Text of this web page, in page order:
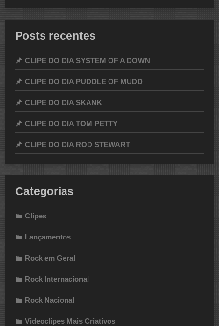
Posts recentes
CLIPE DO DIA SYSTEM OF A DOWN
CLIPE DO DIA PUDDLE OF MUDD
CLIPE DO DIA SKANK
CLIPE DO DIA TOM PETTY
CLIPE DO DIA ROD STEWART
Categorias
Clipes
Lançamentos
Rock em Geral
Rock Internacional
Rock Nacional
Videoclipes Mais Criativos